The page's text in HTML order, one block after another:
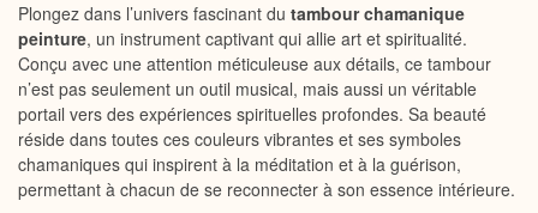
Plongez dans l’univers fascinant du tambour chamanique
peinture, un instrument captivant qui allie art et spiritualité.
Conçu avec une attention méticuleuse aux détails, ce tambour
n’est pas seulement un outil musical, mais aussi un véritable
portail vers des expériences spirituelles profondes. Sa beauté
réside dans toutes ces couleurs vibrantes et ses symboles
chamaniques qui inspirent à la méditation et à la guérison,
permettant à chacun de se reconnecter à son essence intérieure.